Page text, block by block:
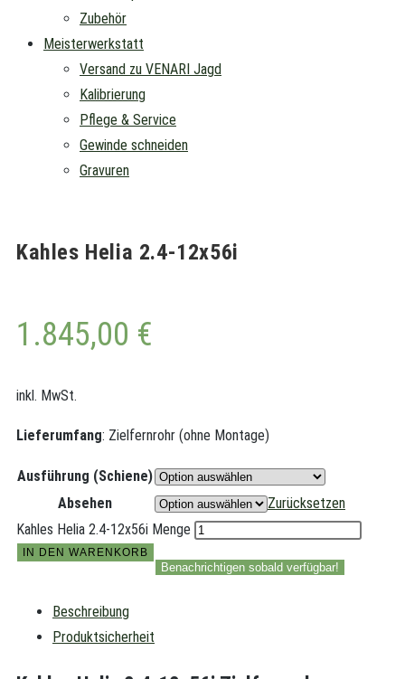
Zubehör
Meisterwerkstatt
Versand zu VENARI Jagd
Kalibrierung
Pflege & Service
Gewinde schneiden
Gravuren
Kahles Helia 2.4-12x56i
1.845,00 €
inkl. MwSt.
Lieferumfang: Zielfernrohr (ohne Montage)
Ausführung (Schiene)
Absehen
Zurücksetzen
Kahles Helia 2.4-12x56i Menge
IN DEN WARENKORB
Benachrichtigen sobald verfügbar!
Beschreibung
Produktsicherheit